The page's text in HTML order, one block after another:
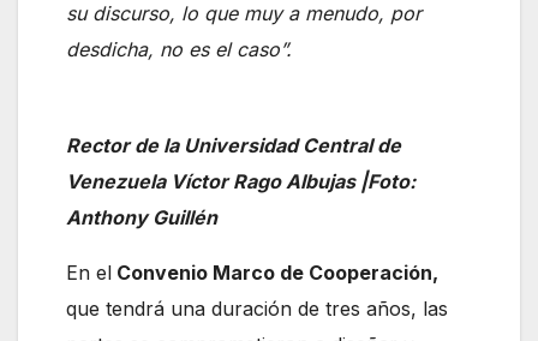
su discurso, lo que muy a menudo, por
desdicha, no es el caso”.
Rector de la Universidad Central de
Venezuela Víctor Rago Albujas |Foto:
Anthony Guillén
En el Convenio Marco de Cooperación,
que tendrá una duración de tres años, las